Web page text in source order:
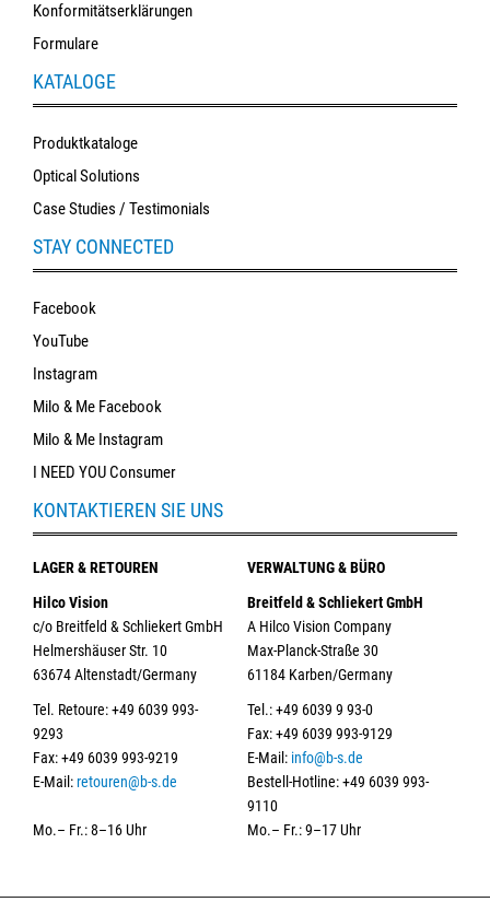
Konformitätserklärungen
Formulare
KATALOGE
Produktkataloge
Optical Solutions
Case Studies / Testimonials
STAY CONNECTED
Facebook
YouTube
Instagram
Milo & Me Facebook
Milo & Me Instagram
I NEED YOU Consumer
KONTAKTIEREN SIE UNS
LAGER & RETOUREN
Hilco Vision
c/o Breitfeld & Schliekert GmbH
Helmershäuser Str. 10
63674 Altenstadt/Germany
Tel. Retoure: +49 6039 993-
9293
Fax: +49 6039 993-9219
E-Mail:retouren@b-s.de
Mo.– Fr.: 8–16 Uhr
VERWALTUNG & BÜRO
Breitfeld & Schliekert GmbH
A Hilco Vision Company
Max-Planck-Straße 30
61184 Karben/Germany
Tel.: +49 6039 9 93-0
Fax: +49 6039 993-9129
E-Mail: info@b-s.de
Bestell-Hotline: +49 6039 993-
9110
Mo.– Fr.: 9–17 Uhr